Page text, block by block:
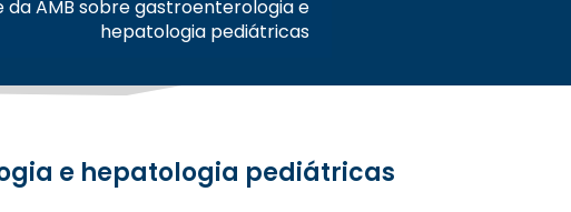
da AMB sobre gastroenterologia e
hepatologia pediátricas
e hepatologia pediátricas